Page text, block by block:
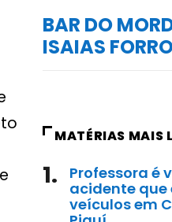
BAR DO
ISAIAS
MATÉRIAS MAIS
1.
Professora é
acidente que
veículos em